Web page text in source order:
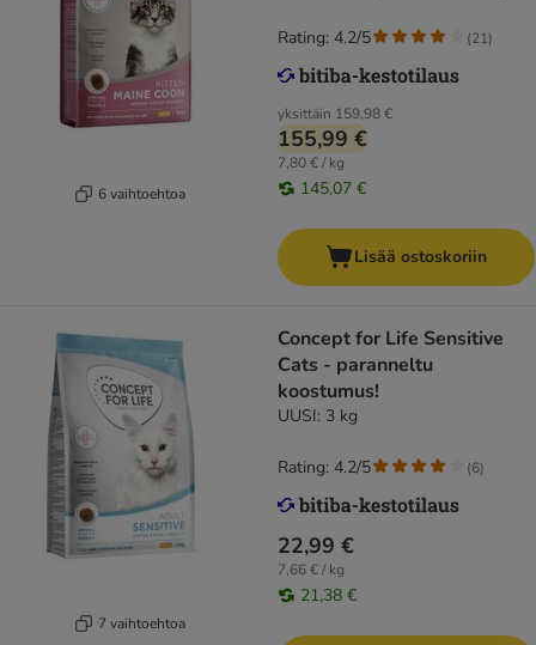
6 vaihtoehtoa
yksittäin 159,98 €
155,99 €
7,80 € / kg
145,07 €
Rating: 4.2/5 (21)
Lisää ostoskoriin
7 vaihtoehtoa
Concept for Life Sensitive
Cats - paranneltu
koostumus!
UUSI: 3 kg
22,99 €
7,66 € / kg
21,38 €
Rating: 4.2/5 (6)